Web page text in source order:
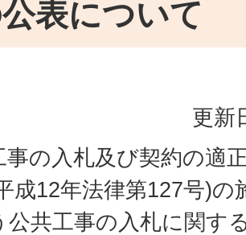
表について
更新
事の入札及び契約の適
成12年法律第127号)の
公共工事の入札に関す